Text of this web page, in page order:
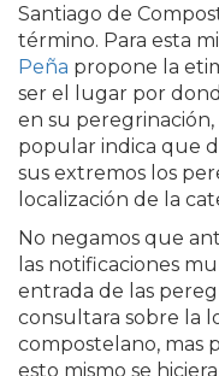
Santiago de
término. Para esta
Peña propone la
ser el lugar por
en su
popular indica que
sus extremos los
localización de la
No negamos que
las notificaciones
entrada de las
consultara sobre la
compostelano, mas
esto mismo se